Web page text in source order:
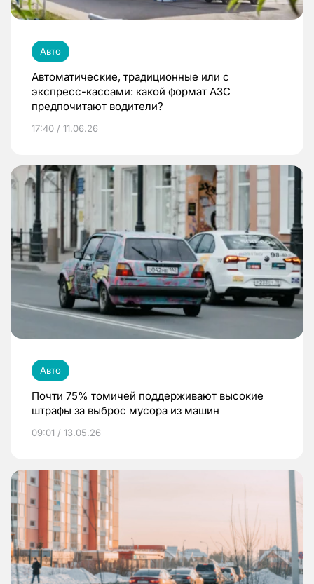
Авто
Автоматические, традиционные или с
экспресс-кассами: какой формат АЗС
предпочитают водители?
17:40 / 11.06.26
Авто
Почти 75% томичей поддерживают высокие
штрафы за выброс мусора из машин
09:01 / 13.05.26